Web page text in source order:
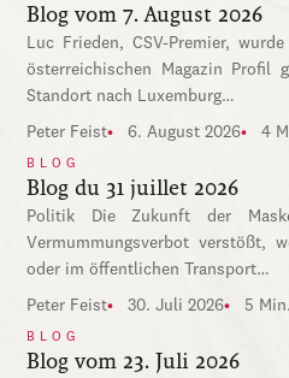
Blog vom 7. August 2026
Luc Frieden, CSV-Premier,
österreichischen Magazin Profil
Standort nach Luxemburg…
Peter Feist 6. August 2026 4
BLOG
Blog du 31 juillet 2026
Politik Die Zukunft der
Vermummungsverbot verstößt,
oder im öffentlichen Transport…
Peter Feist 30. Juli 2026 5
BLOG
Blog vom 23. Juli 2026